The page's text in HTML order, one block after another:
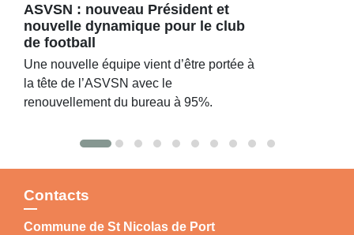
ASVSN : nouveau Président et
nouvelle dynamique pour le club
de football
Une nouvelle équipe vient d’être portée à
la tête de l’ASVSN avec le
renouvellement du bureau à 95%.
Contacts
Commune de St Nicolas de Port